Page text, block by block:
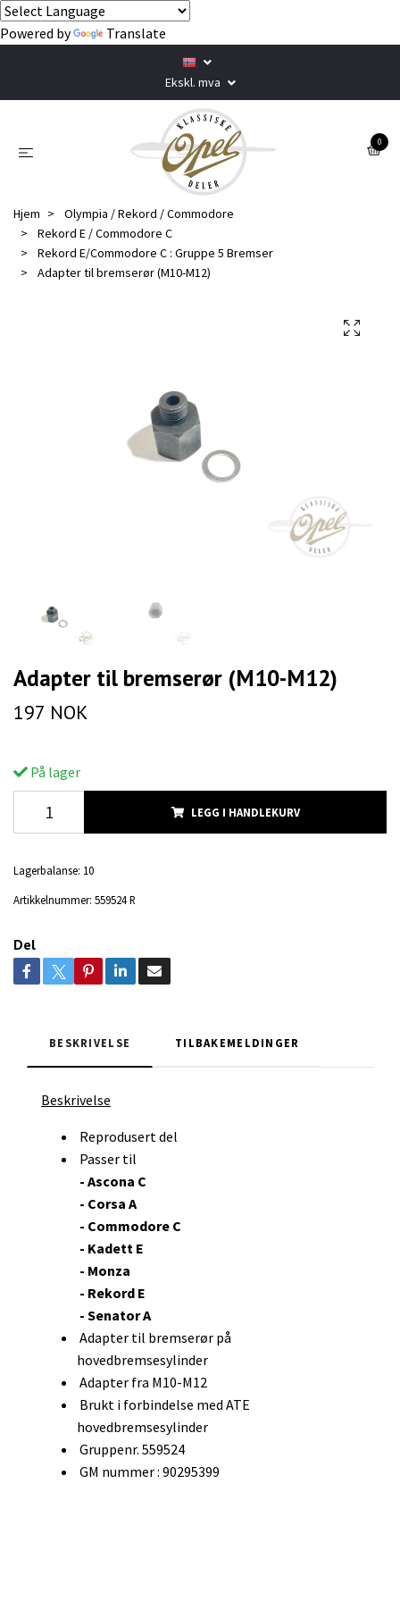
Powered by Translate
Ekskl. mva
0
Hjem
Olympia / Rekord / Commodore
Rekord E / Commodore C
Rekord E/Commodore C : Gruppe 5 Bremser
Adapter til bremserør (M10-M12)
Adapter til bremserør (M10-M12)
197 NOK
På lager
LEGG I HANDLEKURV
Lagerbalanse: 10
Artikkelnummer: 559524 R
Del
BESKRIVELSE TILBAKEMELDINGER
Beskrivelse
Reprodusert del
Passer til
- Ascona C
- Corsa A
- Commodore C
- Kadett E
- Monza
- Rekord E
- Senator A
Adapter til bremserør på
hovedbremsesylinder
Adapter fra M10-M12
Brukt i forbindelse med ATE
hovedbremsesylinder
Gruppenr. 559524
GM nummer : 90295399